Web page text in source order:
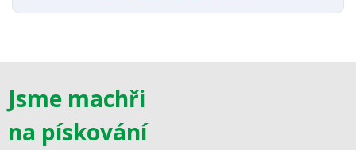
Jsme machři
na pískování